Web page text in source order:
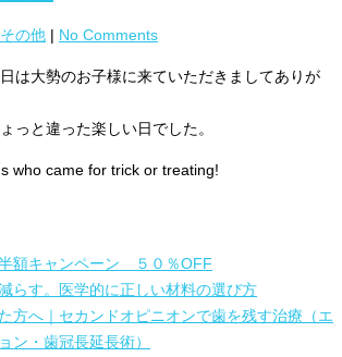
その他 | No Comments
は大勢のお子様に来ていただきましてありが
っと違った楽しい日でした。
who came for trick or treating!
額キャンペーン ５０％OFF
らす。医学的に正しい材料の選び方
方へ｜セカンドオピニオンで歯を残す治療（エ
ン・歯冠長延長術）